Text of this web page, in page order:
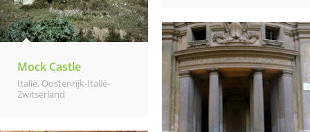
Mock Castle
Italië, Oostenrijk-Italië-
Zwitserland